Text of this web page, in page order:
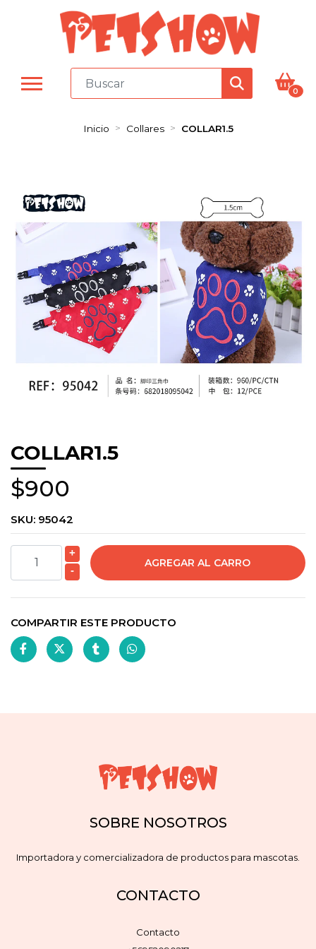
0
Inicio Collares COLLAR1.5
COLLAR1.5
$900
SKU: 95042
+
-
COMPARTIR ESTE PRODUCTO
SOBRE NOSOTROS
Importadora y comercializadora de productos para mascotas.
CONTACTO
Contacto